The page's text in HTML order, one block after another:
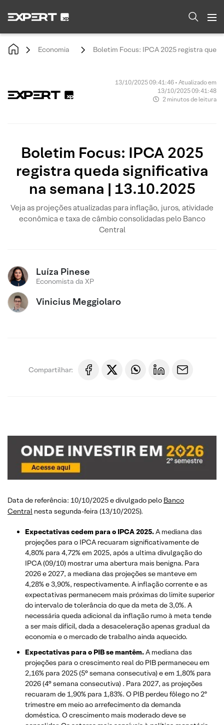
Economia Boletim Focus: IPCA 2025 registra
13/10/2025 09:41:46 • Atualizado em
13/10/2025 09:41:48
2 minutos de leitura
Boletim Focus: IPCA 2025
registra queda significativa
na semana | 13.10.2025
Veja as projeções atualizadas para inflação, juros, atividade
econômica e taxa de câmbio consolidadas pelo Banco
Central
Luíza Pinese
Economista da XP
Vinicius Meggiolaro
Compartilhar:
Data de referência: 10/10/2025 e divulgado pelo Banco
Central nesta segunda-feira (13/10/2025).
Expectativas cedem para o IPCA 2025.A mediana das
projeções para o IPCA recuaram significativamente de
4,80% para 4,72% em 2025, após a ultima divulgação do
IPCA (09/10) mostrar uma abertura mais benigna. Para
2026 e 2027, a mediana das projeções se manteve em
4,28% e 3,90%, respectivamente. A inflação corrente e as
expectativas permanecem mais próximas do limite superior
do intervalo de tolerância do que da meta de 3,0%. A
necessária queda adicional da inflação rumo à meta tende
a ser mais difícil, dada a desaceleração apenas gradual da
economia e o mercado de trabalho ainda aquecido.
Expectativas para o PIB se mantêm.A mediana das
projeções para o crescimento real do PIB permaneceu em
2,16% para 2025 (5° semana consecutiva) e em 1,80% para
2026 (4° semana consecutiva) . Para 2027, as projeções
recuaram de 1,90% para 1,83%. O PIB perdeu fôlego no 2º
trimestre em meio ao arrefecimento da demanda
doméstica. O crescimento mais moderado deve se